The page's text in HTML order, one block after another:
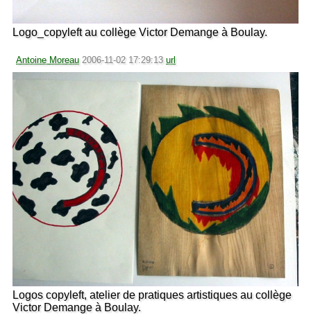
Logo_copyleft au collège Victor Demange à Boulay.
Antoine Moreau 2006-11-02 17:29:13 url
Logos copyleft, atelier de pratiques artistiques au collège
Victor Demange à Boulay.